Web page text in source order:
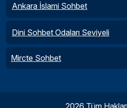
Ankara İslami Sohbet
Dini Sohbet Odaları Seviyeli
Mircte Sohbet
2026 Tüm Hakları